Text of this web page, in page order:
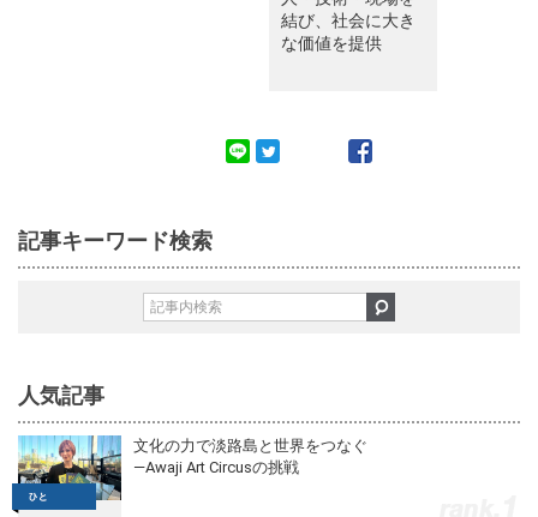
結び、社会に大き
な価値を提供
記事キーワード検索
人気記事
文化の力で淡路島と世界をつなぐ
—Awaji Art Circusの挑戦